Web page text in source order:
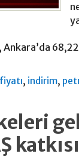
Ankara’da
, indirim,
katkısı